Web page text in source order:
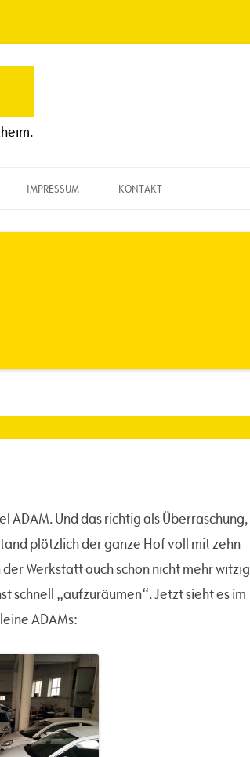
IMPRESSUM KONTAKT
ADAM. Und das richtig als Überraschung,
plötzlich der ganze Hof voll mit zehn
Werkstatt auch schon nicht mehr witzig
schnell „aufzuräumen“. Jetzt sieht es im
ADAMs: